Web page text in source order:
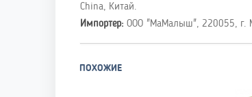
China, Китай.
Импортер: ООО "МаМалыш", 220055, г.
ПОХОЖИЕ